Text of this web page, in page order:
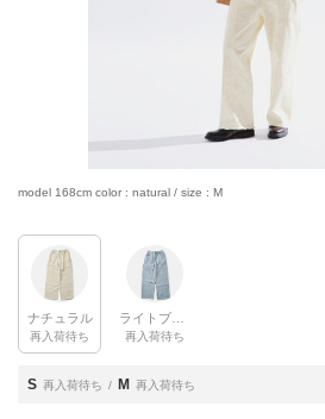
model 168cm color : natural / size : M
ナチュラル
再入荷待ち 再入荷待ち
S 再入荷待ち M 再入荷待ち